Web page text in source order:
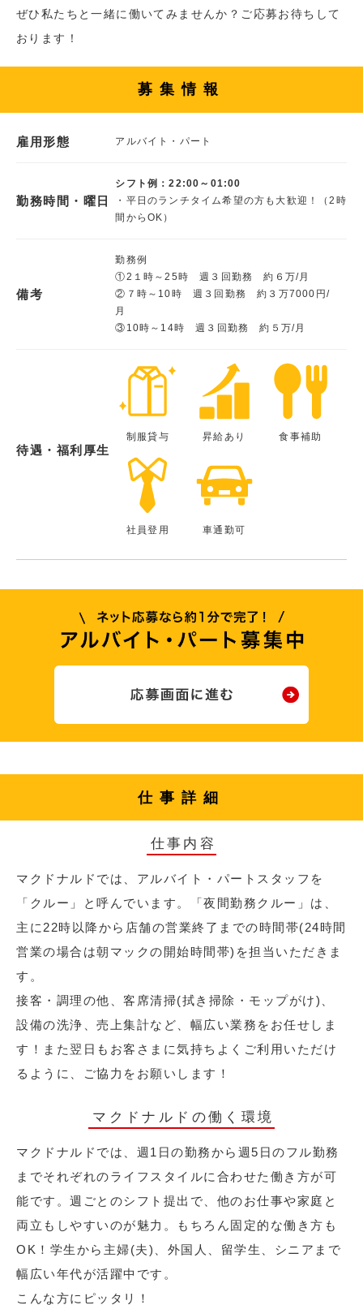
ぜひ私たちと一緒に働いてみませんか？ご応募お待ちして
おります！
募集情報
雇用形態 アルバイト・パート
勤務時間・曜日
シフト例：22:00～01:00
・平日のランチタイム希望の方も大歓迎！（2時
間からOK）
備考
勤務例
①2１時～25時 週３回勤務 約６万/月
②７時～10時 週３回勤務 約３万7000円/
月
③10時～14時 週３回勤務 約５万/月
待遇・福利厚生
制服貸与 昇給あり 食事補助
社員登用 車通勤可
仕事詳細
仕事内容
マクドナルドでは、アルバイト・パートスタッフを
「クルー」と呼んでいます。「夜間勤務クルー」は、
主に22時以降から店舗の営業終了までの時間帯(24時間
営業の場合は朝マックの開始時間帯)を担当いただきま
す。
接客・調理の他、客席清掃(拭き掃除・モップがけ)、
設備の洗浄、売上集計など、幅広い業務をお任せしま
す！また翌日もお客さまに気持ちよくご利用いただけ
るように、ご協力をお願いします！
マクドナルドの働く環境
マクドナルドでは、週1日の勤務から週5日のフル勤務
までそれぞれのライフスタイルに合わせた働き方が可
能です。週ごとのシフト提出で、他のお仕事や家庭と
両立もしやすいのが魅力。もちろん固定的な働き方も
OK！学生から主婦(夫)、外国人、留学生、シニアまで
幅広い年代が活躍中です。
こんな方にピッタリ！